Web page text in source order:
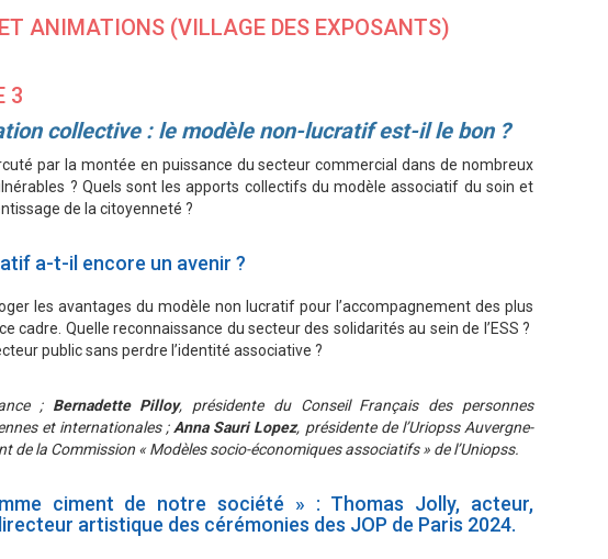
ANIMATIONS (VILLAGE DES EXPOSANTS)
3
collective : le modèle non-lucratif est-il le bon ?
par la montée en puissance du secteur commercial dans de nombreux
? Quels sont les apports collectifs du modèle associatif du soin et
de la citoyenneté ?
a-t-il encore un avenir ?
les avantages du modèle non lucratif pour l’accompagnement des plus
cadre. Quelle reconnaissance du secteur des solidarités au sein de l’ESS ?
public sans perdre l’identité associative ?
; Bernadette Pilloy, présidente du Conseil Français des personnes
et internationales ; Anna Sauri Lopez, présidente de l’Uriopss Auvergne-
de la Commission « Modèles socio-économiques associatifs » de l’Uniopss.
ciment de notre société » : Thomas Jolly, acteur,
artistique des cérémonies des JOP de Paris 2024.